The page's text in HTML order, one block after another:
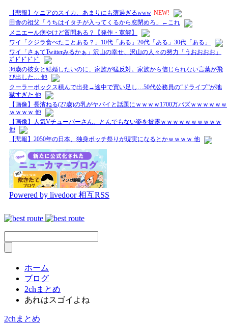
【悲報】ケニアのスイカ、あまりにも薄過ぎるwww NEW!
田舎の祖父「うちはイタチが入ってくるから窓閉めろ」←これ
メニエール病やけど質問ある？【発作・寛解】
ワイ「クジラ食べたことある？」10代「ある」20代「ある」30代「ある」
ワイ「さぁてTwitterみるかぁ」沢山の幸せ、沢山の人々の努力「うおおおお」
ｽﾞﾄﾞﾄﾞﾄﾞﾄﾞ
36歳の彼女と結婚したいのに、家族が猛反対。家族から信じられない言葉が飛
び出した… 他
クーラーボックス積んで出発→途中で買い足し…50代公務員の“ドライブ”が地
獄すぎた 他
【画像】長濱ねる(27歳)の乳がヤバイと話題にｗｗｗｗ1700万バズｗｗｗｗｗｗ
ｗｗｗｗ 他
【画像】人気Vチューバーさん、とんでもない姿を披露ｗｗｗｗｗｗｗｗｗｗ
他
【悲報】2050年の日本、独身ボッチ祭りが現実になるとかｗｗｗｗ 他
Powered by livedoor 相互RSS
ホーム
ブログ
2chまとめ
あれはスゴイよね
2chまとめ